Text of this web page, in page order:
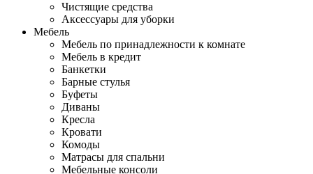
Чистящие средства
Аксессуары для уборки
Мебель
Мебель по принадлежности к комнате
Мебель в кредит
Банкетки
Барные стулья
Буфеты
Диваны
Кресла
Кровати
Комоды
Матрасы для спальни
Мебельные консоли